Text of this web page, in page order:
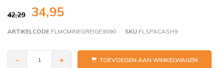
42,29 34,95
ARTIKELCODE FLMCMINEGREIGE9090 SKU FLSPACASH9
- + TOEVOEGEN AAN WINKELWAGEN